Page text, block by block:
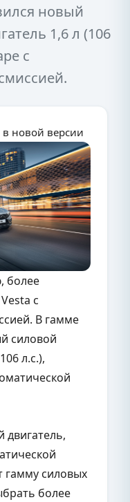
новый
1,6 л (106
с
новой версии
более
с
В гамме
силовой
л.с.),
двигатель,
гамму силовых
более